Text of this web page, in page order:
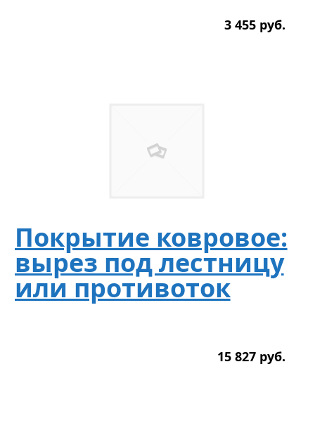
3 455 руб.
Покрытие ковровое:
вырез под лестницу
или противоток
15 827 руб.